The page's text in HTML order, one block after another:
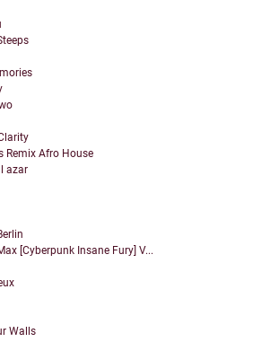
Remix Afro House
azar
[Cyberpunk Insane Fury] V...
Walls